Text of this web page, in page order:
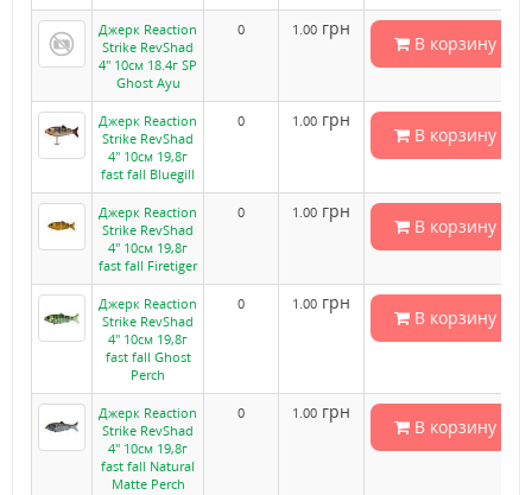
Джерк Reaction
Strike RevShad
4" 10см 18.4г SP
Ghost Ayu
0 1.00 грн
В корзину
Джерк Reaction
Strike RevShad
4" 10см 19,8г
fast fall Bluegill
0 1.00 грн
В корзину
Джерк Reaction
Strike RevShad
4" 10см 19,8г
fast fall Firetiger
0 1.00 грн
В корзину
Джерк Reaction
Strike RevShad
4" 10см 19,8г
fast fall Ghost
Perch
0 1.00 грн
В корзину
Джерк Reaction
Strike RevShad
4" 10см 19,8г
fast fall Natural
Matte Perch
0 1.00 грн
В корзину